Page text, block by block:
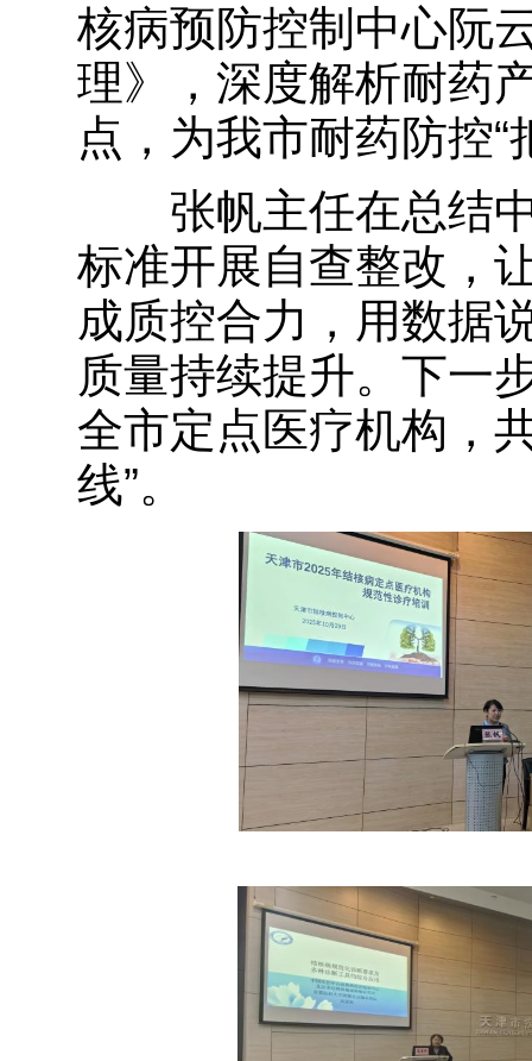
核病预防控制中心
理》，深度解析耐药
点，为我市耐药防控“
张帆主任在总结中
标准开展自查整改，
成质控合力，用数据
质量持续提升。下一
全市定点医疗机构，
线”。